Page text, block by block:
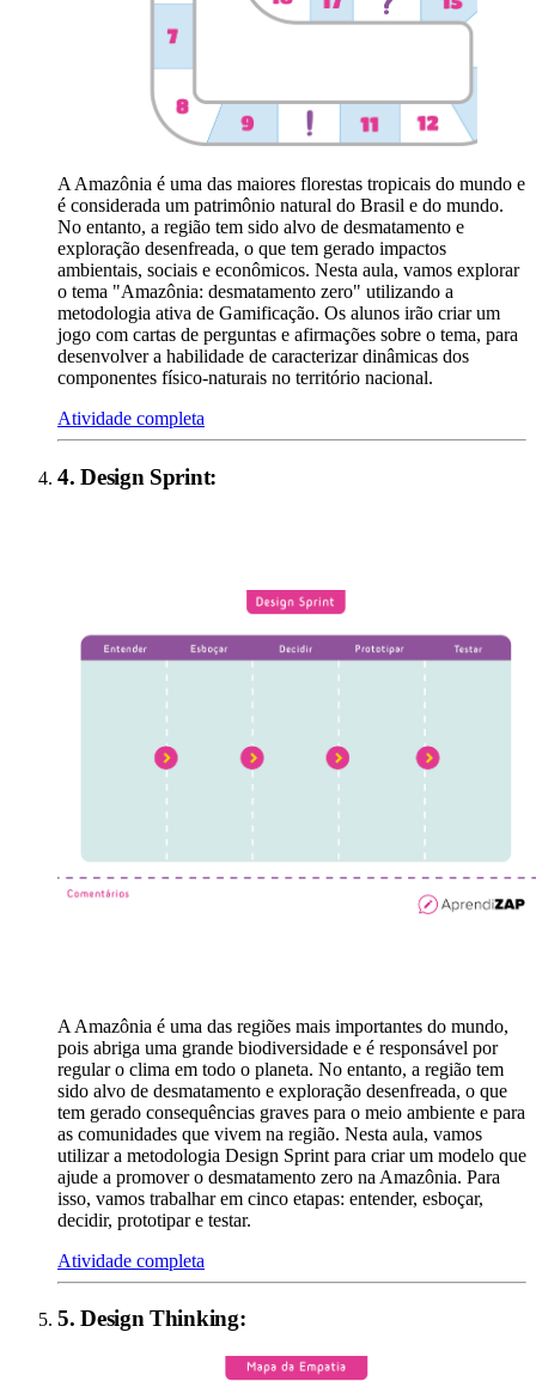
A Amazônia é uma das maiores florestas tropicais do mundo e
é considerada um patrimônio natural do Brasil e do mundo.
No entanto, a região tem sido alvo de desmatamento e
exploração desenfreada, o que tem gerado impactos
ambientais, sociais e econômicos. Nesta aula, vamos explorar
o tema "Amazônia: desmatamento zero" utilizando a
metodologia ativa de Gamificação. Os alunos irão criar um
jogo com cartas de perguntas e afirmações sobre o tema, para
desenvolver a habilidade de caracterizar dinâmicas dos
componentes físico-naturais no território nacional.
Atividade completa
4.Design Sprint:
A Amazônia é uma das regiões mais importantes do mundo,
pois abriga uma grande biodiversidade e é responsável por
regular o clima em todo o planeta. No entanto, a região tem
sido alvo de desmatamento e exploração desenfreada, o que
tem gerado consequências graves para o meio ambiente e para
as comunidades que vivem na região. Nesta aula, vamos
utilizar a metodologia Design Sprint para criar um modelo que
ajude a promover o desmatamento zero na Amazônia. Para
isso, vamos trabalhar em cinco etapas: entender, esboçar,
decidir, prototipar e testar.
Atividade completa
5.Design Thinking: